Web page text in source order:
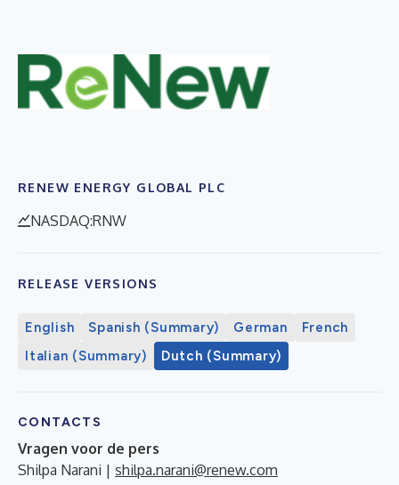
RENEW ENERGY GLOBAL PLC
NASDAQ:RNW
RELEASE VERSIONS
English Spanish (Summary) German
French
Italian (Summary)
Dutch (Summary)
CONTACTS
Vragen voor de pers
Shilpa Narani | shilpa.narani@renew.com